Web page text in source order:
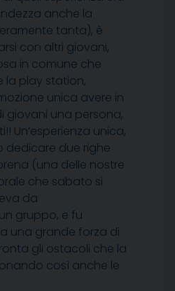
anche la
tanta), è
con altri giovani,
in comune che
la play station,
unica avere in
giovani una persona,
Un’esperienza unica,
dedicare due righe
(una delle nostre
che sabato si
da
gruppo, e fu
una grande forza di
gli ostacoli che la
così anche le